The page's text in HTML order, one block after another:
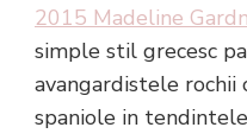
2015 Madeline
simple stil grecesc
avangardistele rochii
spaniole in